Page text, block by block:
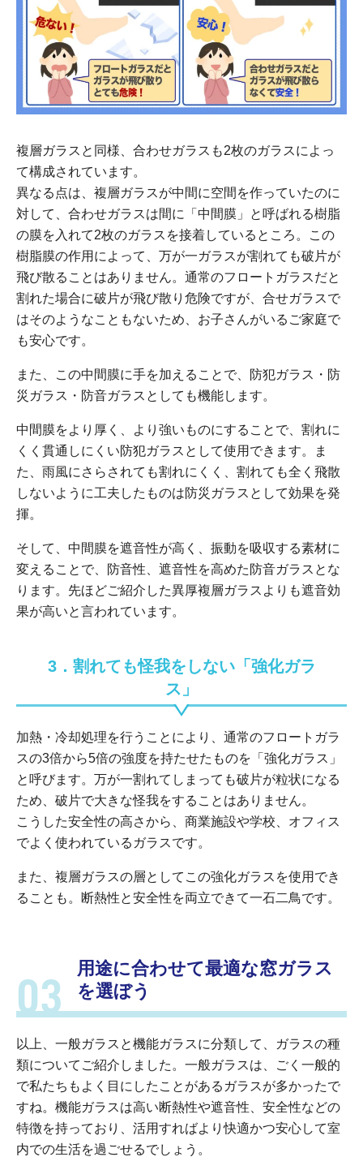
複層ガラスと同様、合わせガラスも2枚のガラスによっ
て構成されています。
異なる点は、複層ガラスが中間に空間を作っていたのに
対して、合わせガラスは間に「中間膜」と呼ばれる樹脂
の膜を入れて2枚のガラスを接着しているところ。この
樹脂膜の作用によって、万が一ガラスが割れても破片が
飛び散ることはありません。通常のフロートガラスだと
割れた場合に破片が飛び散り危険ですが、合せガラスで
はそのようなこともないため、お子さんがいるご家庭で
も安心です。
また、この中間膜に手を加えることで、防犯ガラス・防
災ガラス・防音ガラスとしても機能します。
中間膜をより厚く、より強いものにすることで、割れに
くく貫通しにくい防犯ガラスとして使用できます。ま
た、雨風にさらされても割れにくく、割れても全く飛散
しないように工夫したものは防災ガラスとして効果を発
揮。
そして、中間膜を遮音性が高く、振動を吸収する素材に
変えることで、防音性、遮音性を高めた防音ガラスとな
ります。先ほどご紹介した異厚複層ガラスよりも遮音効
果が高いと言われています。
3．割れても怪我をしない「強化ガラ
ス」
加熱・冷却処理を行うことにより、通常のフロートガラ
スの3倍から5倍の強度を持たせたものを「強化ガラス」
と呼びます。万が一割れてしまっても破片が粒状になる
ため、破片で大きな怪我をすることはありません。
こうした安全性の高さから、商業施設や学校、オフィス
でよく使われているガラスです。
また、複層ガラスの層としてこの強化ガラスを使用でき
ることも。断熱性と安全性を両立できて一石二鳥です。
用途に合わせて最適な窓ガラス
を選ぼう
以上、一般ガラスと機能ガラスに分類して、ガラスの種
類についてご紹介しました。一般ガラスは、ごく一般的
で私たちもよく目にしたことがあるガラスが多かったで
すね。機能ガラスは高い断熱性や遮音性、安全性などの
特徴を持っており、活用すればより快適かつ安心して室
内での生活を過ごせるでしょう。